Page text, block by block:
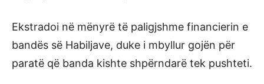
Ekstradoi në mënyrë të paligjshme financierin e
bandës së Habiljave, duke i mbyllur gojën për
paratë që banda kishte shpërndarë tek pushteti.